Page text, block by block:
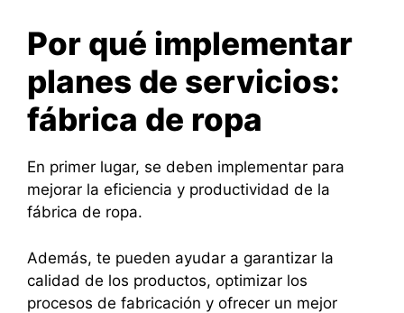
Por qué implementar
planes de servicios:
fábrica de ropa
En primer lugar, se deben implementar para
mejorar la eficiencia y productividad de la
fábrica de ropa.
Además, te pueden ayudar a garantizar la
calidad de los productos, optimizar los
procesos de fabricación y ofrecer un mejor